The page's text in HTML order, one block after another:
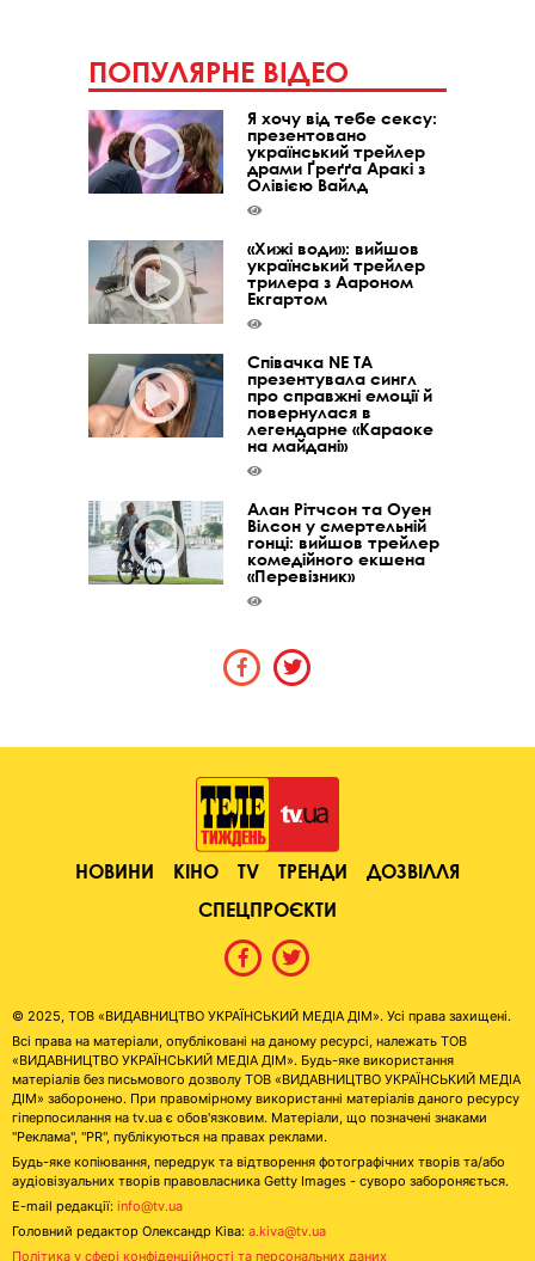
ПОПУЛЯРНЕ ВІДЕО
Я хочу від тебе сексу:
презентовано
український трейлер
драми Ґреґґа Аракі з
Олівією Вайлд
«Хижі води»: вийшов
український трейлер
трилера з Аароном
Екгартом
Співачка NE TA
презентувала сингл
про справжні емоції й
повернулася в
легендарне «Караоке
на майдані»
Алан Рітчсон та Оуен
Вілсон у смертельній
гонці: вийшов трейлер
комедійного екшена
«Перевізник»
НОВИНИ КІНО TV ТРЕНДИ
ДОЗВІЛЛЯ
СПЕЦПРОЄКТИ
© 2025, ТОВ «ВИДАВНИЦТВО УКРАЇНСЬКИЙ МЕДІА ДІМ». Усі права захищені.
Всі права на матеріали, опубліковані на даному ресурсі, належать ТОВ
«ВИДАВНИЦТВО УКРАЇНСЬКИЙ МЕДІА ДІМ». Будь-яке використання
матеріалів без письмового дозволу ТОВ «ВИДАВНИЦТВО УКРАЇНСЬКИЙ МЕДІА
ДІМ» заборонено. При правомірному використанні матеріалів даного ресурсу
гіперпосилання на tv.ua є обов'язковим. Матеріали, що позначені знаками
"Реклама", "PR", публікуються на правах реклами.
Будь-яке копіювання, передрук та відтворення фотографічних творів та/або
аудіовізуальних творів правовласника Getty Images - суворо забороняється.
E-mail редакції: info@tv.ua
Головний редактор Олександр Ківа: a.kiva@tv.ua
Політика у сфері конфіденційності та персональних даних